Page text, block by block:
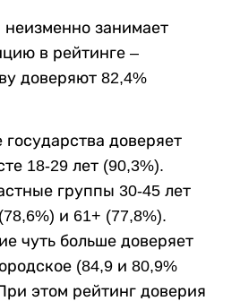
неизменно занимает
в рейтинге –
доверяют 82,4%
доверяет
18-29 лет (90,3%).
группы 30-45 лет
и 61+ (77,8%).
чуть больше доверяет
(84,9 и 80,9%
этом рейтинг доверия